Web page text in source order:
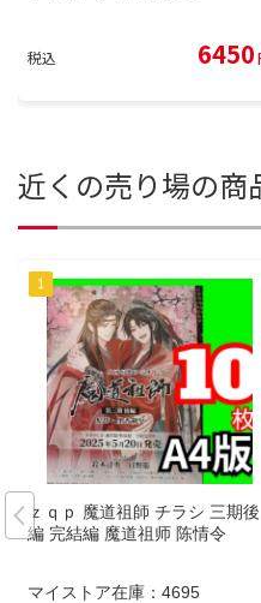
税込 6450
近くの売り場の商
ｚｑｐ 魔道祖師 チラシ 三期後
編 完結編 魔道祖师 陈情令
マイストア在庫： 4695